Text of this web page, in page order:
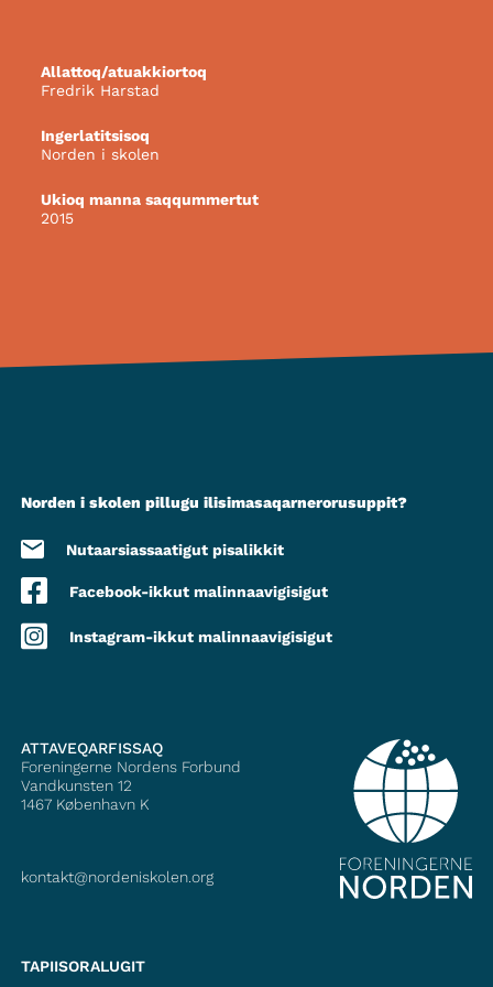
Allattoq/atuakkiortoq
Fredrik Harstad
Ingerlatitsisoq
Norden i skolen
Ukioq manna saqqummertut
2015
Norden i skolen pillugu ilisimasaqarnerorusuppit?
Nutaarsiassaatigut pisalikkit
Facebook-ikkut malinnaavigisigut
Instagram-ikkut malinnaavigisigut
ATTAVEQARFISSAQ
Foreningerne Nordens Forbund
Vandkunsten 12
1467 København K
kontakt@nordeniskolen.org
TAPIISORALUGIT